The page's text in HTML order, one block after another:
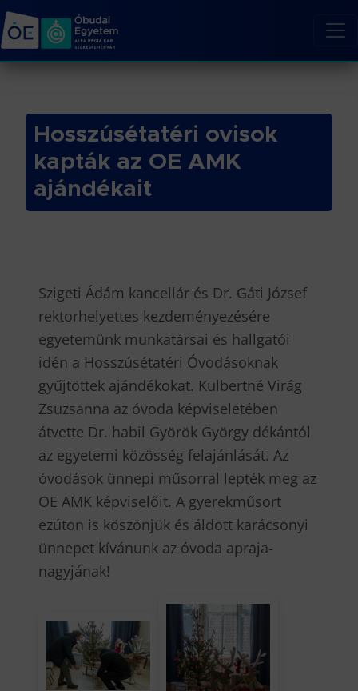
Hosszúsétatéri ovisok
kapták az OE AMK
ajándékait
Szigeti Ádám kancellár és Dr. Gáti József
rektorhelyettes kezdeményezésére
egyetemünk munkatársai és hallgatói
idén a Hosszúsétatéri Óvodásoknak
gyűjtöttek ajándékokat. Kulbertné Virág
Zsuzsanna az óvoda képviseletében
átvette Dr. habil Györök György dékántól
az egyetemi közösség felajánlását. Az
óvodások ünnepi műsorral lepték meg az
OE AMK képviselőit. A gyerekműsort
ezúton is köszönjük és áldott karácsonyi
ünnepet kívánunk az óvoda apraja-
nagyjának!